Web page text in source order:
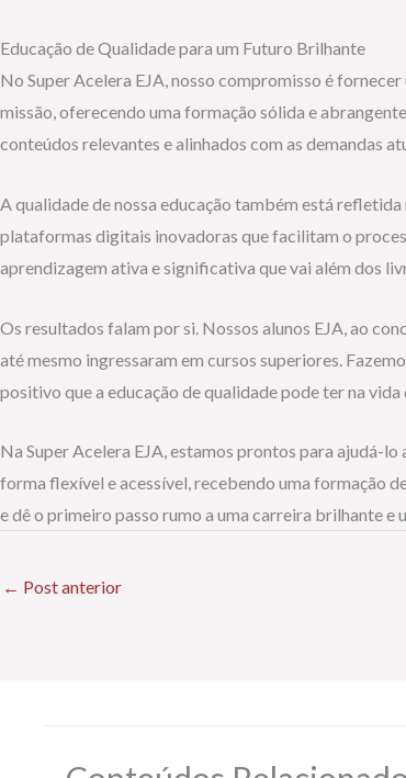
Educação de Qualidade para um Futuro Brilhante
No Super Acelera EJA, nosso compromisso é
missão, oferecendo uma formação sólida e
conteúdos relevantes e alinhados com as demandas
A qualidade de nossa educação também está
plataformas digitais inovadoras que facilitam o
aprendizagem ativa e significativa que vai além dos
Os resultados falam por si. Nossos alunos EJA, ao
até mesmo ingressaram em cursos superiores.
positivo que a educação de qualidade pode ter na vida
Na Super Acelera EJA, estamos prontos para ajudá-
forma flexível e acessível, recebendo uma formação
e dê o primeiro passo rumo a uma carreira brilhante e
← Post anterior